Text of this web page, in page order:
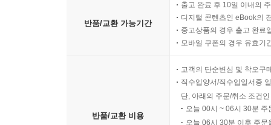
반품/교환 가능기간
출고 완료 후 10일 이내의
디지털 콘텐츠인 eBook의
중고상품의 경우 출고 완료
모바일 쿠폰의 경우 유효기
반품/교환 비용
고객의 단순변심 및 착오구
직수입양서/직수입일서중
단, 아래의 주문/취소 조건
오늘 00시 ~ 06시 30분
오늘 06시 30분 이후 주